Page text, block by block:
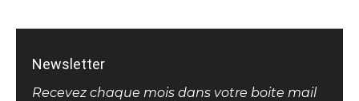
Newsletter
Recevez chaque mois dans votre boite mail